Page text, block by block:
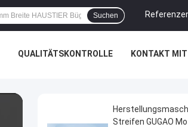
Suchen
QUALITÄTSKONTROLLE KONTAKT
Streifen GUGAO